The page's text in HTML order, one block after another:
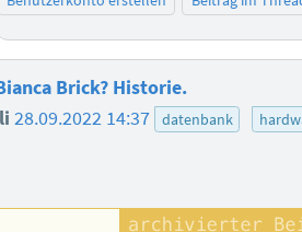
Brick? Historie.
28.09.2022 14:37 datenbank